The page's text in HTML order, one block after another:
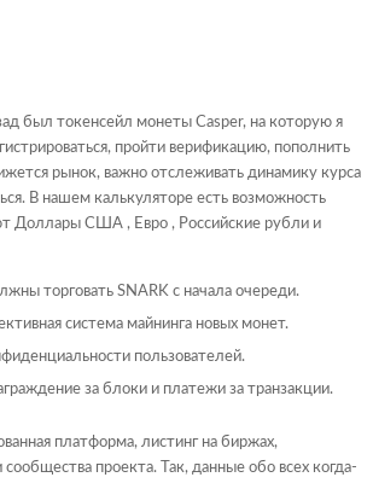
был токенсейл монеты Casper, на которую я
пройти верификацию, пополнить
рынок, важно отслеживать динамику курса
В нашем калькуляторе есть возможность
Доллары США , Евро , Российские рубли и
торговать SNARK с начала очереди.
система майнинга новых монет.
пользователей.
за блоки и платежи за транзакции.
платформа, листинг на биржах,
проекта. Так, данные обо всех когда-